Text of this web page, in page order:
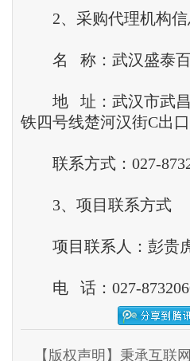
2、采购代理机构信
名 称：武汉盛泰百
地 址：武汉市武昌
铁四号线楚河汉街C出
联系方式：027-
3、项目联系方式
项目联系人：彭贵
电 话：027-
【版权声明】秉承互联